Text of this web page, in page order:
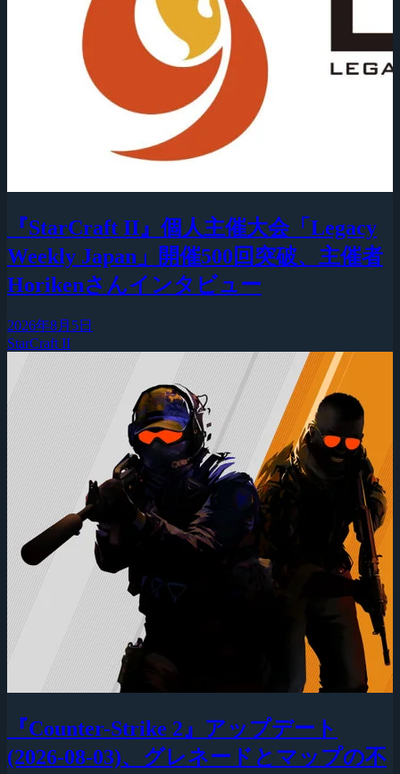
『StarCraft II』個人主催大会「Legacy
Weekly Japan」開催500回突破、主催者
Horikenさんインタビュー
2026年8月5日
StarCraft II
『Counter-Strike 2』アップデート
(2026-08-03)、グレネードとマップの不